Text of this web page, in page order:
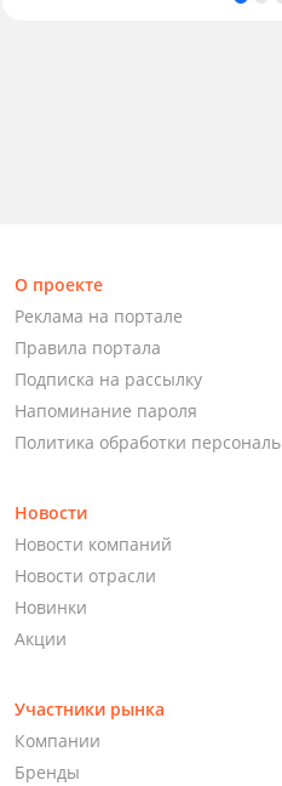
О проекте
Реклама на портале
Правила портала
Подписка на рассылку
Напоминание пароля
Политика обработки
Новости
Новости компаний
Новости отрасли
Новинки
Акции
Участники рынка
Компании
Бренды